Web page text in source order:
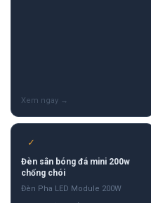
✓
Đèn sân bóng đá mini 200w
chống chói
Đèn Pha LED Module 200W